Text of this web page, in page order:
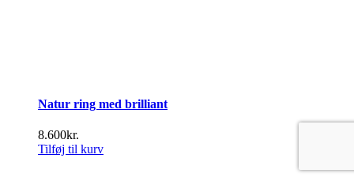
Natur ring med brilliant
8.600kr.
Tilføj til kurv